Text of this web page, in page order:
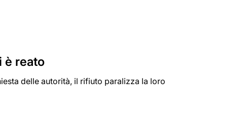
è reato
delle autorità, il rifiuto paralizza la loro